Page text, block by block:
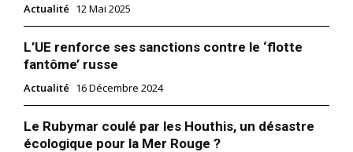
Actualité 12 Mai 2025
L’UE renforce ses sanctions contre le ‘flotte
fantôme’ russe
Actualité 16 Décembre 2024
Le Rubymar coulé par les Houthis, un désastre
écologique pour la Mer Rouge ?